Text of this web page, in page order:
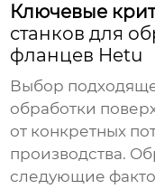
Ключевые
станков для
фланцев Hetu
Выбор
обработки
от конкретных
производства.
следующие